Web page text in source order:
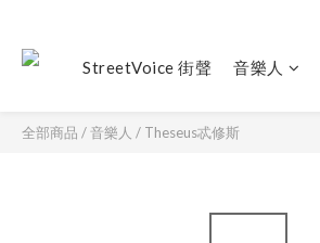
StreetVoice 街聲 音樂人
全部商品 /音樂人 / Theseus忒修斯